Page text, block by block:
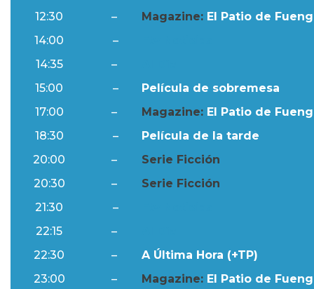
12:30
– Magazine: El Patio de
14:00
–
14:35
–
15:00
–
Película de sobremesa
17:00
– Magazine: El Patio de
18:30
–
Película de la tarde
20:00
–
Serie Ficción
20:30
–
Serie Ficción
21:30
–
22:15
–
22:30
–
A Última Hora (+TP)
23:00
– Magazine: El Patio de